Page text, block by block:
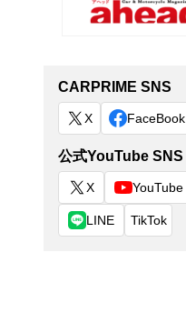
CARPRIME SNS
X FaceBook
公式YouTube SNS
X YouTube
LINE TikTok